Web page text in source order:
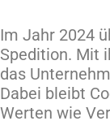
Im Jahr 2024
Spedition. Mit
das
Dabei bleibt
Werten wie